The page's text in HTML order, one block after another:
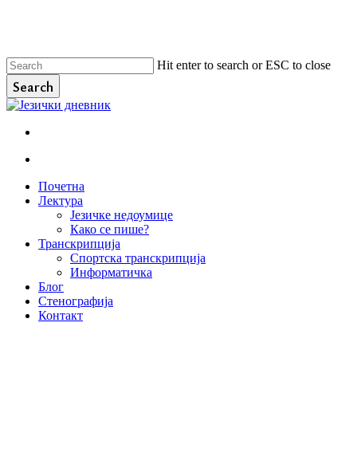
content
Hit enter to search or ESC to close
Search
Close
Menu
search
Menu
Почетна
Лектура
Језичке недоумице
Како се пише?
Транскрипција
Спортска транскрипција
Информатичка
Блог
Стенографија
Контакт